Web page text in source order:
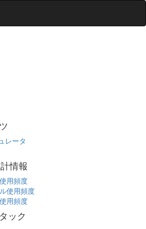
レータ
情報
用頻度
使用頻度
用頻度
ック